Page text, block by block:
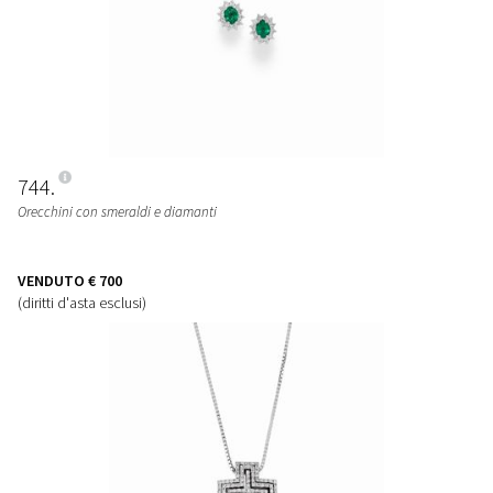
744
Orecchini con smeraldi e diamanti
VENDUTO € 700
(diritti d'asta esclusi)